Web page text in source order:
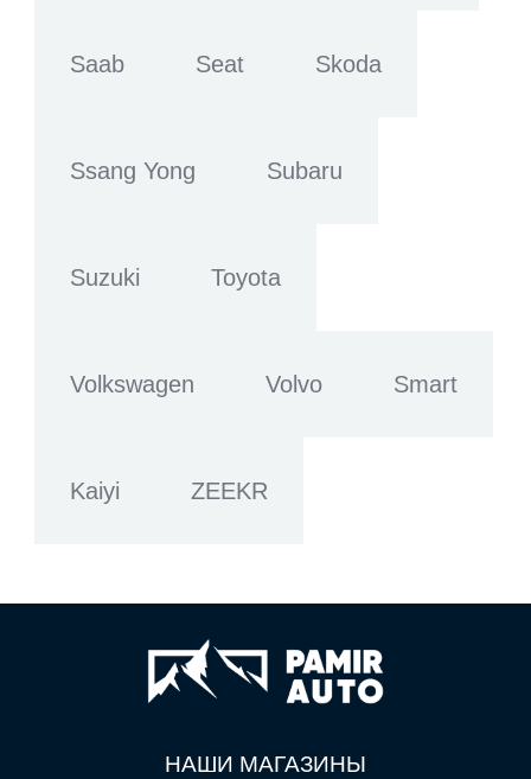
Saab Seat Skoda
Ssang Yong Subaru
Suzuki Toyota
Volkswagen Volvo Smart
Kaiyi ZEEKR
НАШИ МАГАЗИНЫ